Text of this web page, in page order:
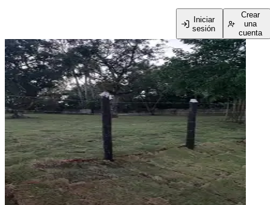
Iniciar
sesión
Crear
una
cuenta